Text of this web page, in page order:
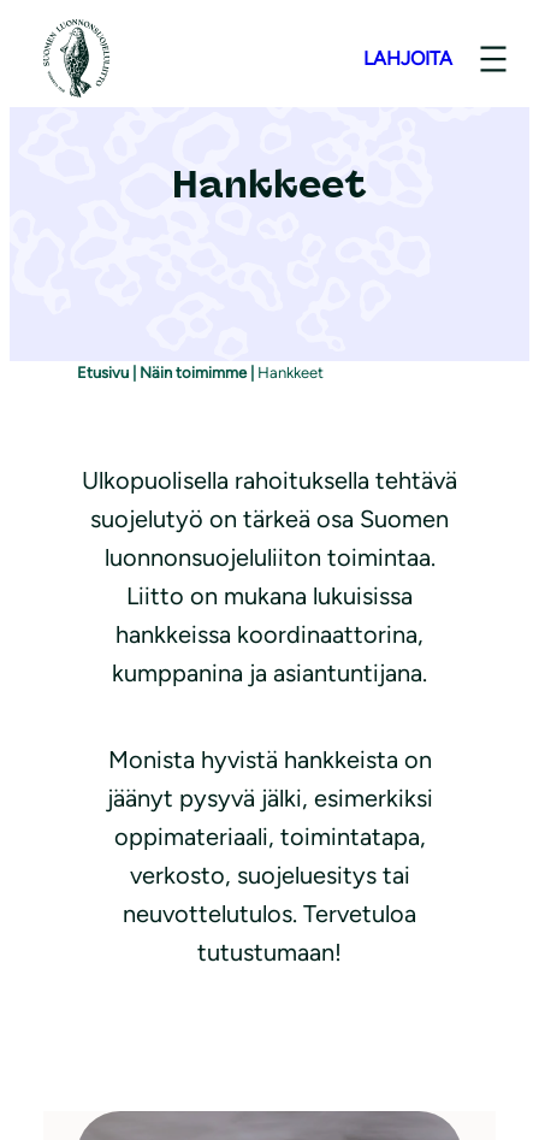
LAHJOITA
Hankkeet
Etusivu Näin toimimme| Hankkeet
Ulkopuolisella rahoituksella tehtävä
suojelutyö on tärkeä osa Suomen
luonnonsuojeluliiton toimintaa.
Liitto on mukana lukuisissa
hankkeissa koordinaattorina,
kumppanina ja asiantuntijana.
Monista hyvistä hankkeista on
jäänyt pysyvä jälki, esimerkiksi
oppimateriaali, toimintatapa,
verkosto, suojeluesitys tai
neuvottelutulos. Tervetuloa
tutustumaan!